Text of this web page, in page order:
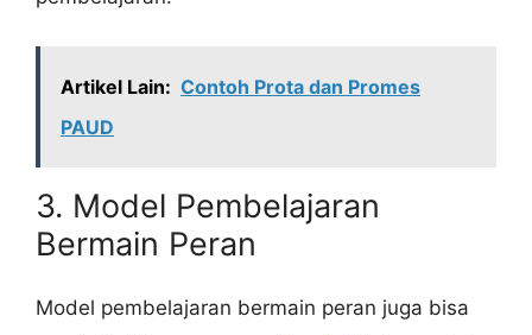
Artikel Lain: Contoh Prota dan Promes
PAUD
3. Model Pembelajaran
Bermain Peran
Model pembelajaran bermain peran juga bisa